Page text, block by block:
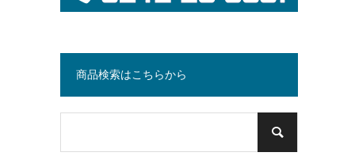
商品検索はこちらから